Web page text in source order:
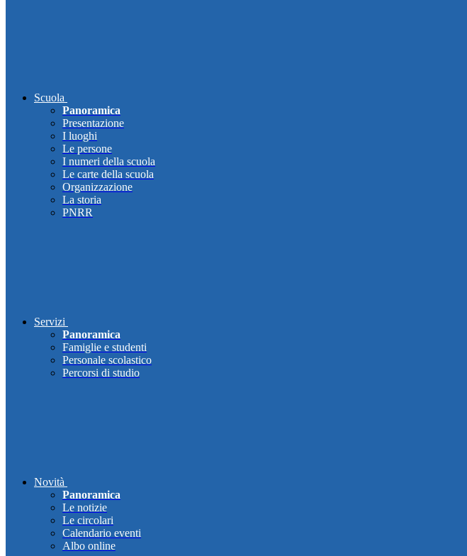
Scuola
Panoramica
Presentazione
I luoghi
Le persone
I numeri della scuola
Le carte della scuola
Organizzazione
La storia
PNRR
Servizi
Panoramica
Famiglie e studenti
Personale scolastico
Percorsi di studio
Novità
Panoramica
Le notizie
Le circolari
Calendario eventi
Albo online